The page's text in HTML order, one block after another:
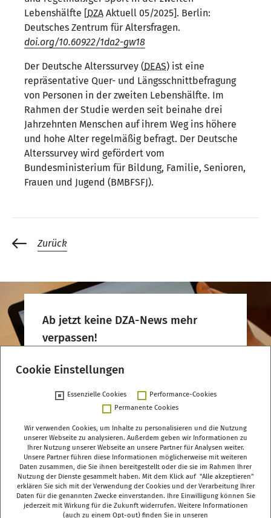
Lebenshälfte [DZA Aktuell 05/2025]. Berlin:
Deutsches Zentrum für Altersfragen.
doi.org/10.60922/1da2-gw18
Der Deutsche Alterssurvey (DEAS) ist eine
repräsentative Quer- und Längsschnittbefragung
von Personen in der zweiten Lebenshälfte. Im
Rahmen der Studie werden seit beinahe drei
Jahrzehnten Menschen auf ihrem Weg ins höhere
und hohe Alter regelmäßig befragt. Der Deutsche
Alterssurvey wird gefördert vom
Bundesministerium für Bildung, Familie, Senioren,
Frauen und Jugend (BMBFSFJ).
Zurück
Ab jetzt keine DZA-News mehr
verpassen!
Deutsches Zentrum für Altersfragen (DZA)
Manfred-von-Richthofen-Straße 2
12101 Berlin
Cookie Einstellungen
Essenzielle Cookies
Performance-Cookies
Permanente Cookies
Wir verwenden Cookies, um Inhalte zu personalisieren und die Nutzung
unserer Webseite zu analysieren. Außerdem geben wir Informationen zu
Ihrer Nutzung unserer Webseite an unsere Partner für Analysen weiter.
Unsere Partner führen diese Informationen möglicherweise mit weiteren
Daten zusammen, die Sie ihnen bereitgestellt oder die sie im Rahmen Ihrer
Nutzung der Dienste gesammelt haben. Mit dem Klick auf "Alle akzeptieren"
erklären Sie sich mit der Verwendung der Cookies und der Verarbeitung Ihrer
Daten für die genannten Zwecke einverstanden. Ihre Einwilligung können Sie
jederzeit mit Wirkung für die Zukunft widerrufen. Weitere Informationen
(auch zu einem Opt-out) finden Sie in unseren